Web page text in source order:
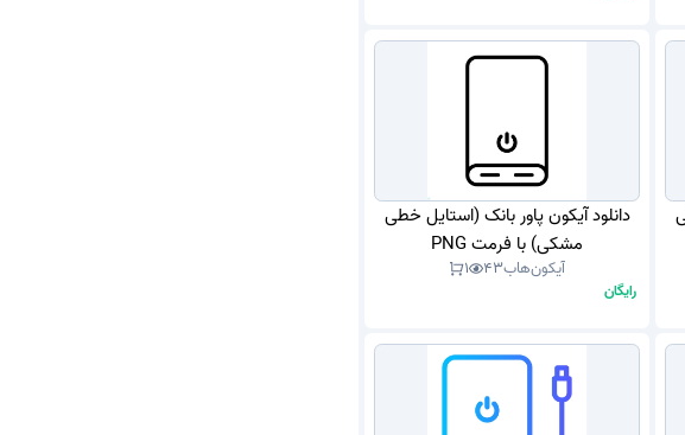
دانلود آیکون پاور بانک (استایل خطی
مشکی) با فرمت PNG
آیکون‌هاب43
1
رایگان